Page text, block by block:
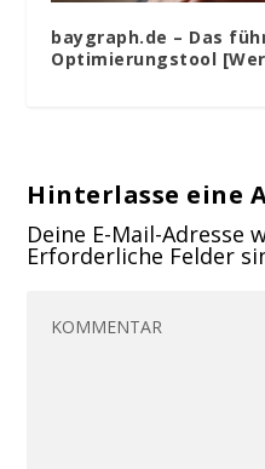
baygraph.de – Das
Optimierungstool
Hinterlasse eine
Deine E-Mail-
Erforderliche Felder